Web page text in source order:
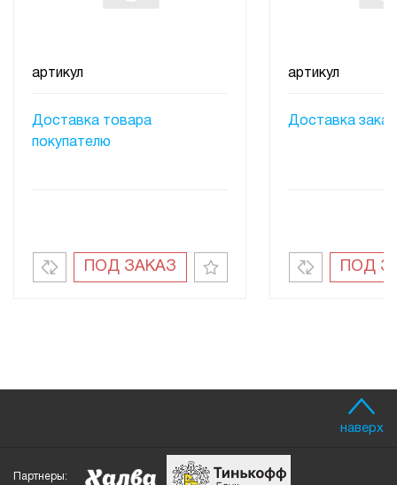
Доставка товара
покупателю
артикул
ПОД ЗАКАЗ
Доставка
артикул
ПОД
наверх
Партнеры: